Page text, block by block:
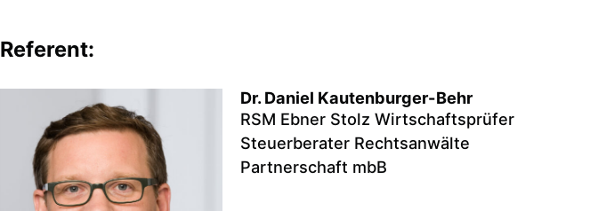
Referent:
Dr. Daniel Kautenburger-Behr
RSM Ebner Stolz Wirtschaftsprüfer
Steuerberater Rechtsanwälte
Partnerschaft mbB